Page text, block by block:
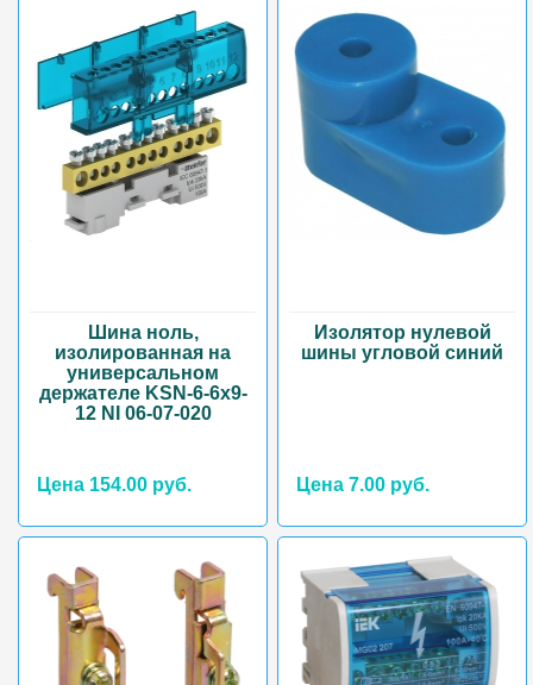
Шина ноль,
изолированная на
универсальном
держателе KSN-6-6x9-
12 NI 06-07-020
Цена 154.00 руб.
Изолятор нулевой
шины угловой синий
Цена 7.00 руб.